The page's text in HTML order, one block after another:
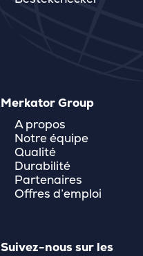
Suivez-nous sur les
Merkator Group
A propos
Notre équipe
Qualité
Durabilité
Partenaires
Offres d’emploi